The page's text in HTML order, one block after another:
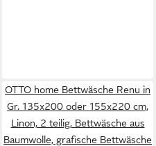
OTTO home Bettwäsche Renu in
Gr. 135x200 oder 155x220 cm,
Linon, 2 teilig, Bettwäsche aus
Baumwolle, grafische Bettwäsche